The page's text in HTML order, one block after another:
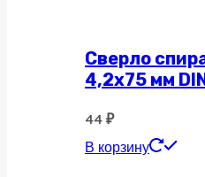
Сверло
4,2х75 мм
44 ₽
В корзину